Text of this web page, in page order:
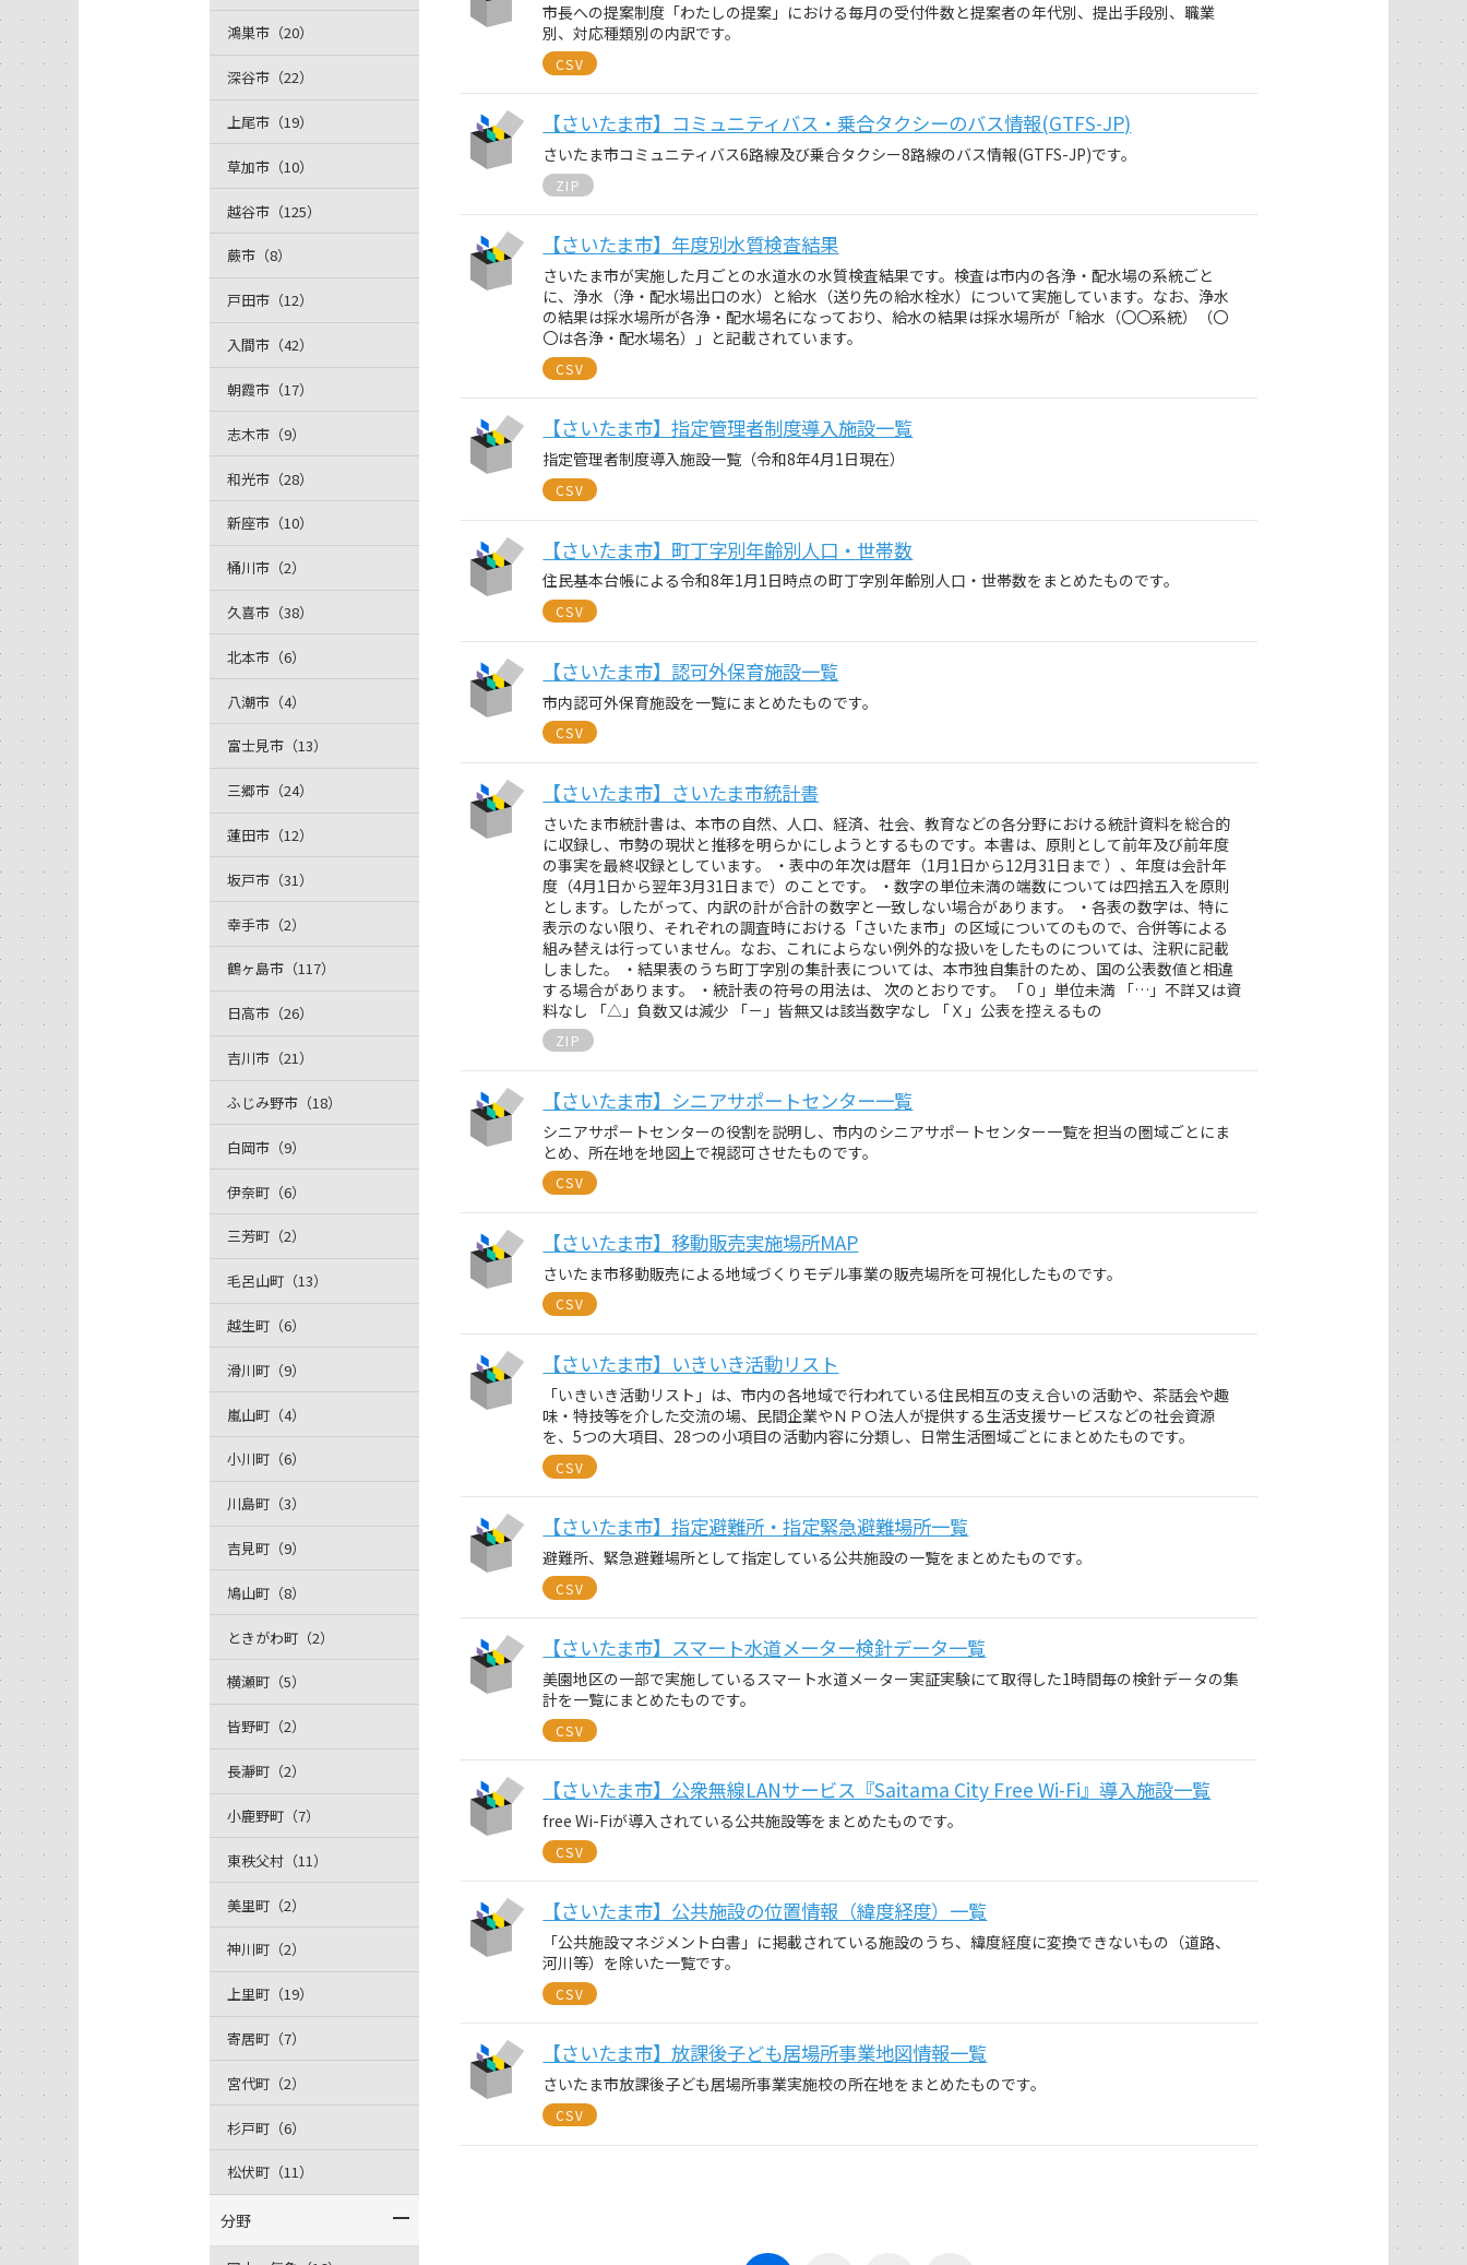
市長への提案制度「わたしの提案」における毎月の受付件数と提案者の年代別、提出手段別、職業
別、対応種類別の内訳です。
CSV
【さいたま市】コミュニティバス・乗合タクシーのバス情報(GTFS-JP)
さいたま市コミュニティバス6路線及び乗合タクシー8路線のバス情報(GTFS-JP)です。
ZIP
【さいたま市】年度別水質検査結果
さいたま市が実施した月ごとの水道水の水質検査結果です。検査は市内の各浄・配水場の系統ごと
に、浄水（浄・配水場出口の水）と給水（送り先の給水栓水）について実施しています。なお、浄水
の結果は採水場所が各浄・配水場名になっており、給水の結果は採水場所が「給水（〇〇系統）（〇
〇は各浄・配水場名）」と記載されています。
CSV
【さいたま市】指定管理者制度導入施設一覧
指定管理者制度導入施設一覧（令和8年4月1日現在）
CSV
【さいたま市】町丁字別年齢別人口・世帯数
住民基本台帳による令和8年1月1日時点の町丁字別年齢別人口・世帯数をまとめたものです。
CSV
【さいたま市】認可外保育施設一覧
市内認可外保育施設を一覧にまとめたものです。
CSV
【さいたま市】さいたま市統計書
さいたま市統計書は、本市の自然、人口、経済、社会、教育などの各分野における統計資料を総合的
に収録し、市勢の現状と推移を明らかにしようとするものです。本書は、原則として前年及び前年度
の事実を最終収録としています。 ・表中の年次は暦年（1月1日から12月31日まで ）、年度は会計年
度（4月1日から翌年3月31日まで）のことです。 ・数字の単位未満の端数については四捨五入を原則
とします。したがって、内訳の計が合計の数字と一致しない場合があります。 ・各表の数字は、特に
表示のない限り、それぞれの調査時における「さいたま市」の区域についてのもので、合併等による
組み替えは行っていません。なお、これによらない例外的な扱いをしたものについては、注釈に記載
しました。 ・結果表のうち町丁字別の集計表については、本市独自集計のため、国の公表数値と相違
する場合があります。 ・統計表の符号の用法は、 次のとおりです。 「０」単位未満 「…」不詳又は資
料なし 「△」負数又は減少 「－」皆無又は該当数字なし 「Ｘ」公表を控えるもの
ZIP
【さいたま市】シニアサポートセンター一覧
シニアサポートセンターの役割を説明し、市内のシニアサポートセンター一覧を担当の圏域ごとにま
とめ、所在地を地図上で視認可させたものです。
CSV
【さいたま市】移動販売実施場所MAP
さいたま市移動販売による地域づくりモデル事業の販売場所を可視化したものです。
CSV
【さいたま市】いきいき活動リスト
「いきいき活動リスト」は、市内の各地域で行われている住民相互の支え合いの活動や、茶話会や趣
味・特技等を介した交流の場、民間企業やＮＰＯ法人が提供する生活支援サービスなどの社会資源
を、5つの大項目、28つの小項目の活動内容に分類し、日常生活圏域ごとにまとめたものです。
CSV
【さいたま市】指定避難所・指定緊急避難場所一覧
避難所、緊急避難場所として指定している公共施設の一覧をまとめたものです。
CSV
【さいたま市】スマート水道メーター検針データ一覧
美園地区の一部で実施しているスマート水道メーター実証実験にて取得した1時間毎の検針データの集
計を一覧にまとめたものです。
CSV
【さいたま市】公衆無線LANサービス『Saitama City Free Wi-Fi』導入施設一覧
free Wi-Fiが導入されている公共施設等をまとめたものです。
CSV
【さいたま市】公共施設の位置情報（緯度経度）一覧
「公共施設マネジメント白書」に掲載されている施設のうち、緯度経度に変換できないもの（道路、
河川等）を除いた一覧です。
CSV
【さいたま市】放課後子ども居場所事業地図情報一覧
さいたま市放課後子ども居場所事業実施校の所在地をまとめたものです。
CSV
鴻巣市（20）
深谷市（22）
上尾市（19）
草加市（10）
越谷市（125）
蕨市（8）
戸田市（12）
入間市（42）
朝霞市（17）
志木市（9）
和光市（28）
新座市（10）
桶川市（2）
久喜市（38）
北本市（6）
八潮市（4）
富士見市（13）
三郷市（24）
蓮田市（12）
坂戸市（31）
幸手市（2）
鶴ヶ島市（117）
日高市（26）
吉川市（21）
ふじみ野市（18）
白岡市（9）
伊奈町（6）
三芳町（2）
毛呂山町（13）
越生町（6）
滑川町（9）
嵐山町（4）
小川町（6）
川島町（3）
吉見町（9）
鳩山町（8）
ときがわ町（2）
横瀬町（5）
皆野町（2）
長瀞町（2）
小鹿野町（7）
東秩父村（11）
美里町（2）
神川町（2）
上里町（19）
寄居町（7）
宮代町（2）
杉戸町（6）
松伏町（11）
分野